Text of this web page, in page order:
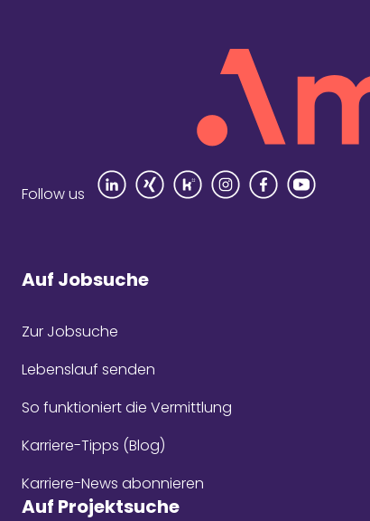
Follow us
Auf Jobsuche
Zur Jobsuche
Lebenslauf senden
So funktioniert die Vermittlung
Karriere-Tipps (Blog)
Karriere-News abonnieren
Auf Projektsuche